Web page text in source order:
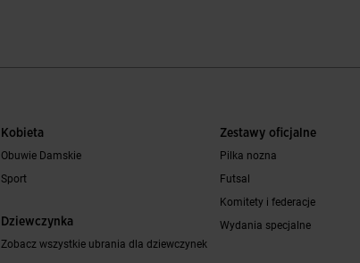
Kobieta
Obuwie Damskie
Sport
Dziewczynka
Zobacz wszystkie ubrania dla dziewczynek
Zestawy oficjalne
Pilka nozna
Futsal
Komitety i federacje
Wydania specjalne